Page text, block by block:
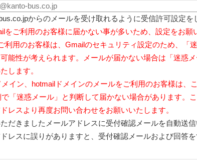
からのメールを受け取れるように受信許可設定を
をご利用のお客様に届かない事が多いため、設定をお願
利用のお客様は、Gmailのセキュリティ設定のため、「
能性が考えられます。メールが届かない場合は「迷惑
します。
イン、hotmailドメインのメールをご利用のお客様は、
で「迷惑メール」と判断して届かない場合があります。
レスより再度お問い合わせをお願いいたします。
だきましたメールアドレスに受付確認メールを自動送信
ドレスに誤りがありますと、受付確認メールおよび回答